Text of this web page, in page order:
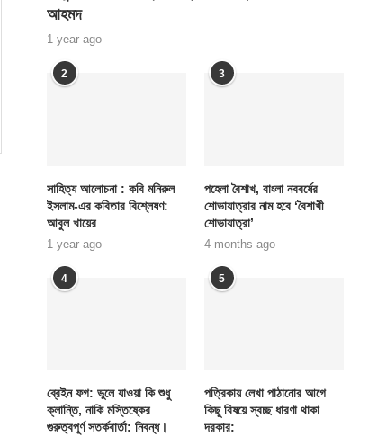
আহমদ
1 year ago
2
সাহিত্য আলোচনা : কবি মনিরুল
ইসলাম-এর কবিতার বিশ্লেষণ:
আবুল খায়ের
1 year ago
3
পহেলা বৈশাখ, বাংলা নববর্ষের
শোভাযাত্রার নাম হবে ‘বৈশাখী
শোভাযাত্রা’
4 months ago
4
ব্রেইন ফগ: ভুলে যাওয়া কি শুধু
ক্লান্তি, নাকি মস্তিষ্কের
গুরুত্বপূর্ণ সতর্কবার্তা: নিবন্ধ।
5
পত্রিকায় লেখা পাঠানোর আগে
কিছু বিষয়ে স্বচ্ছ ধারণা থাকা
দরকার: